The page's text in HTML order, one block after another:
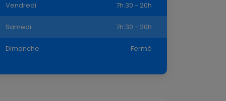
Vendredi 7h:30 - 20h
Samedi 7h:30 - 20h
Dimanche Fermé